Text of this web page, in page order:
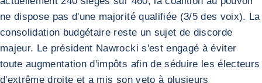
ne dispose pas d'une majorité qualifiée (3/5 des voix). La
consolidation budgétaire reste un sujet de discorde
majeur. Le président Nawrocki s'est engagé à éviter
toute augmentation d'impôts afin de séduire les électeurs
d'extrême droite et a mis son veto à plusieurs